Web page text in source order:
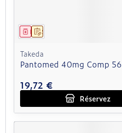
Sur prescription
Médicament
Takeda
Pantomed 40mg Comp 56
19,72 €
Réservez